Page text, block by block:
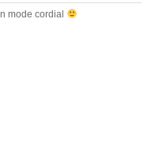
mode cordial